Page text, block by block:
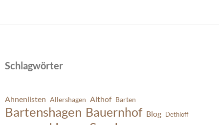
Schlagwörter
Ahnenlisten Allershagen Althof Barten
Bartenshagen Bauernhof Blog Dethloff